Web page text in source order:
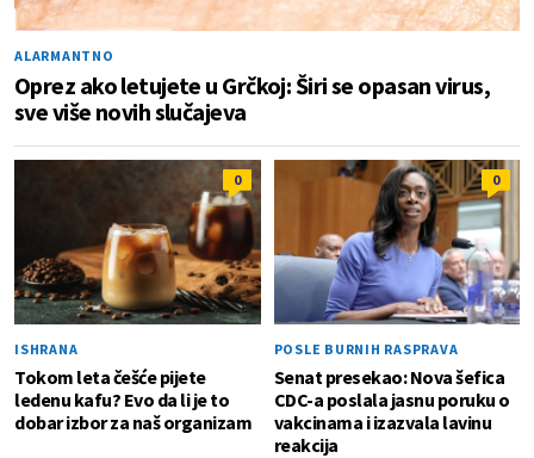
ALARMANTNO
Oprez ako letujete u Grčkoj: Širi se opasan virus,
sve više novih slučajeva
0
ISHRANA
Tokom leta češće pijete
ledenu kafu? Evo da li je to
dobar izbor za naš organizam
0
POSLE BURNIH RASPRAVA
Senat presekao: Nova šefica
CDC-a poslala jasnu poruku o
vakcinama i izazvala lavinu
reakcija